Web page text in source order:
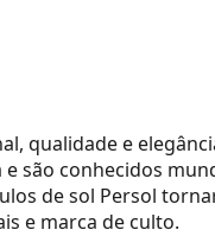
qualidade e
são conhecidos
de sol Persol
e marca de culto.